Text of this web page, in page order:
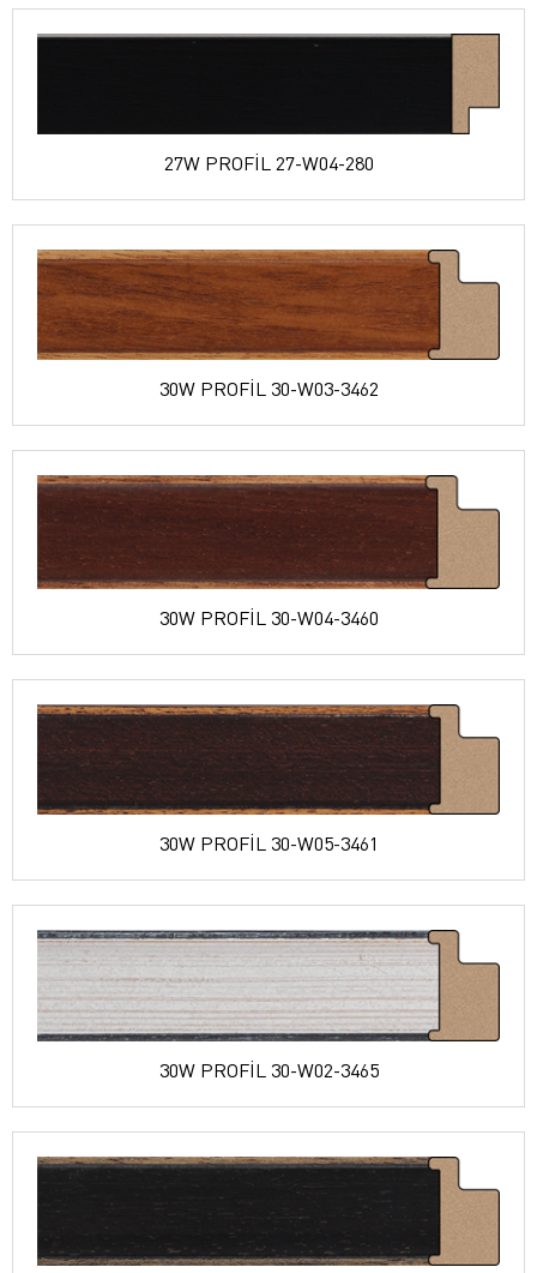
27W PROFİL 27-W04-280
30W PROFİL 30-W03-3462
30W PROFİL 30-W04-3460
30W PROFİL 30-W05-3461
30W PROFİL 30-W02-3465